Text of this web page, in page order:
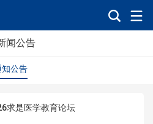
闻公告
知公告
求是医学教育论坛